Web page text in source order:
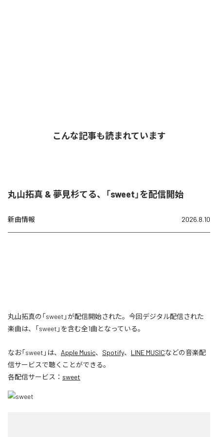
こんな記事も読まれています
丸山拓真 & 夢見杉てる、「sweet」を配信開始
新曲情報 2026.8.10
丸山拓真の「sweet」が配信開始された。今回デジタル配信された
楽曲は、「sweet」を含む全1曲となっている。
なお「sweet 」は、 Apple Music、 Spotify、 LINE MUSICなどの音楽配
信サービスで聴くことができる。
各配信サービス： sweet